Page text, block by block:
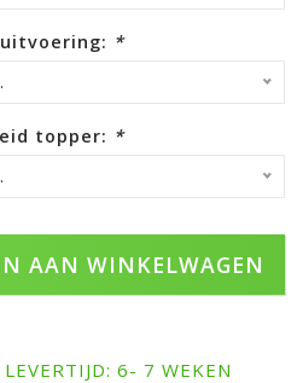
*
topper: *
AAN WINKELWAGEN
6- 7 WEKEN